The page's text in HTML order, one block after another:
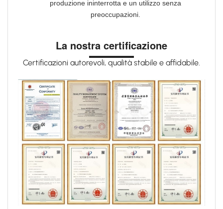
produzione ininterrotta e un utilizzo senza
preoccupazioni.
La nostra certificazione
Certificazioni autorevoli, qualità stabile e affidabile.